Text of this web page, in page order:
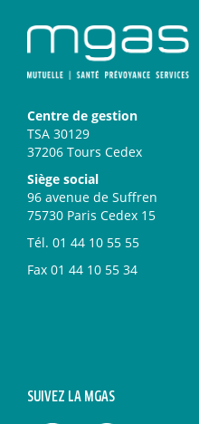
Centre de gestion
TSA 30129
37206 Tours Cedex
Siège social
96 avenue de Suffren
75730 Paris Cedex 15
Tél. 01 44 10 55 55
Fax 01 44 10 55 34
SUIVEZ LA MGAS